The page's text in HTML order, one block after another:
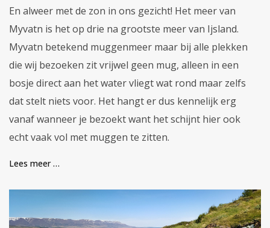
En alweer met de zon in ons gezicht! Het meer van
Myvatn is het op drie na grootste meer van Ijsland.
Myvatn betekend muggenmeer maar bij alle plekken
die wij bezoeken zit vrijwel geen mug, alleen in een
bosje direct aan het water vliegt wat rond maar zelfs
dat stelt niets voor. Het hangt er dus kennelijk erg
vanaf wanneer je bezoekt want het schijnt hier ook
echt vaak vol met muggen te zitten.
Lees meer …